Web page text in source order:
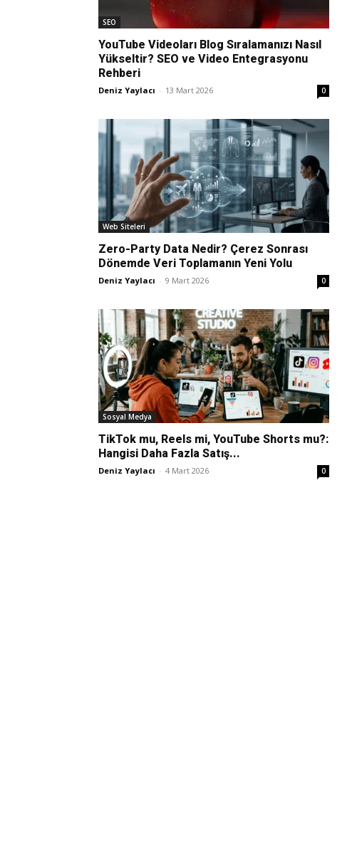
SEO
YouTube Videoları Blog Sıralamanızı Nasıl
Yükseltir? SEO ve Video Entegrasyonu
Rehberi
Deniz Yaylacı - 13 Mart 2026 0
Web Siteleri
Zero-Party Data Nedir? Çerez Sonrası
Dönemde Veri Toplamanın Yeni Yolu
Deniz Yaylacı - 9 Mart 2026 0
Sosyal Medya
TikTok mu, Reels mi, YouTube Shorts mu?:
Hangisi Daha Fazla Satış...
Deniz Yaylacı - 4 Mart 2026 0